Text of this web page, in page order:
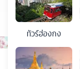
ทัวร์ฮ่องกง